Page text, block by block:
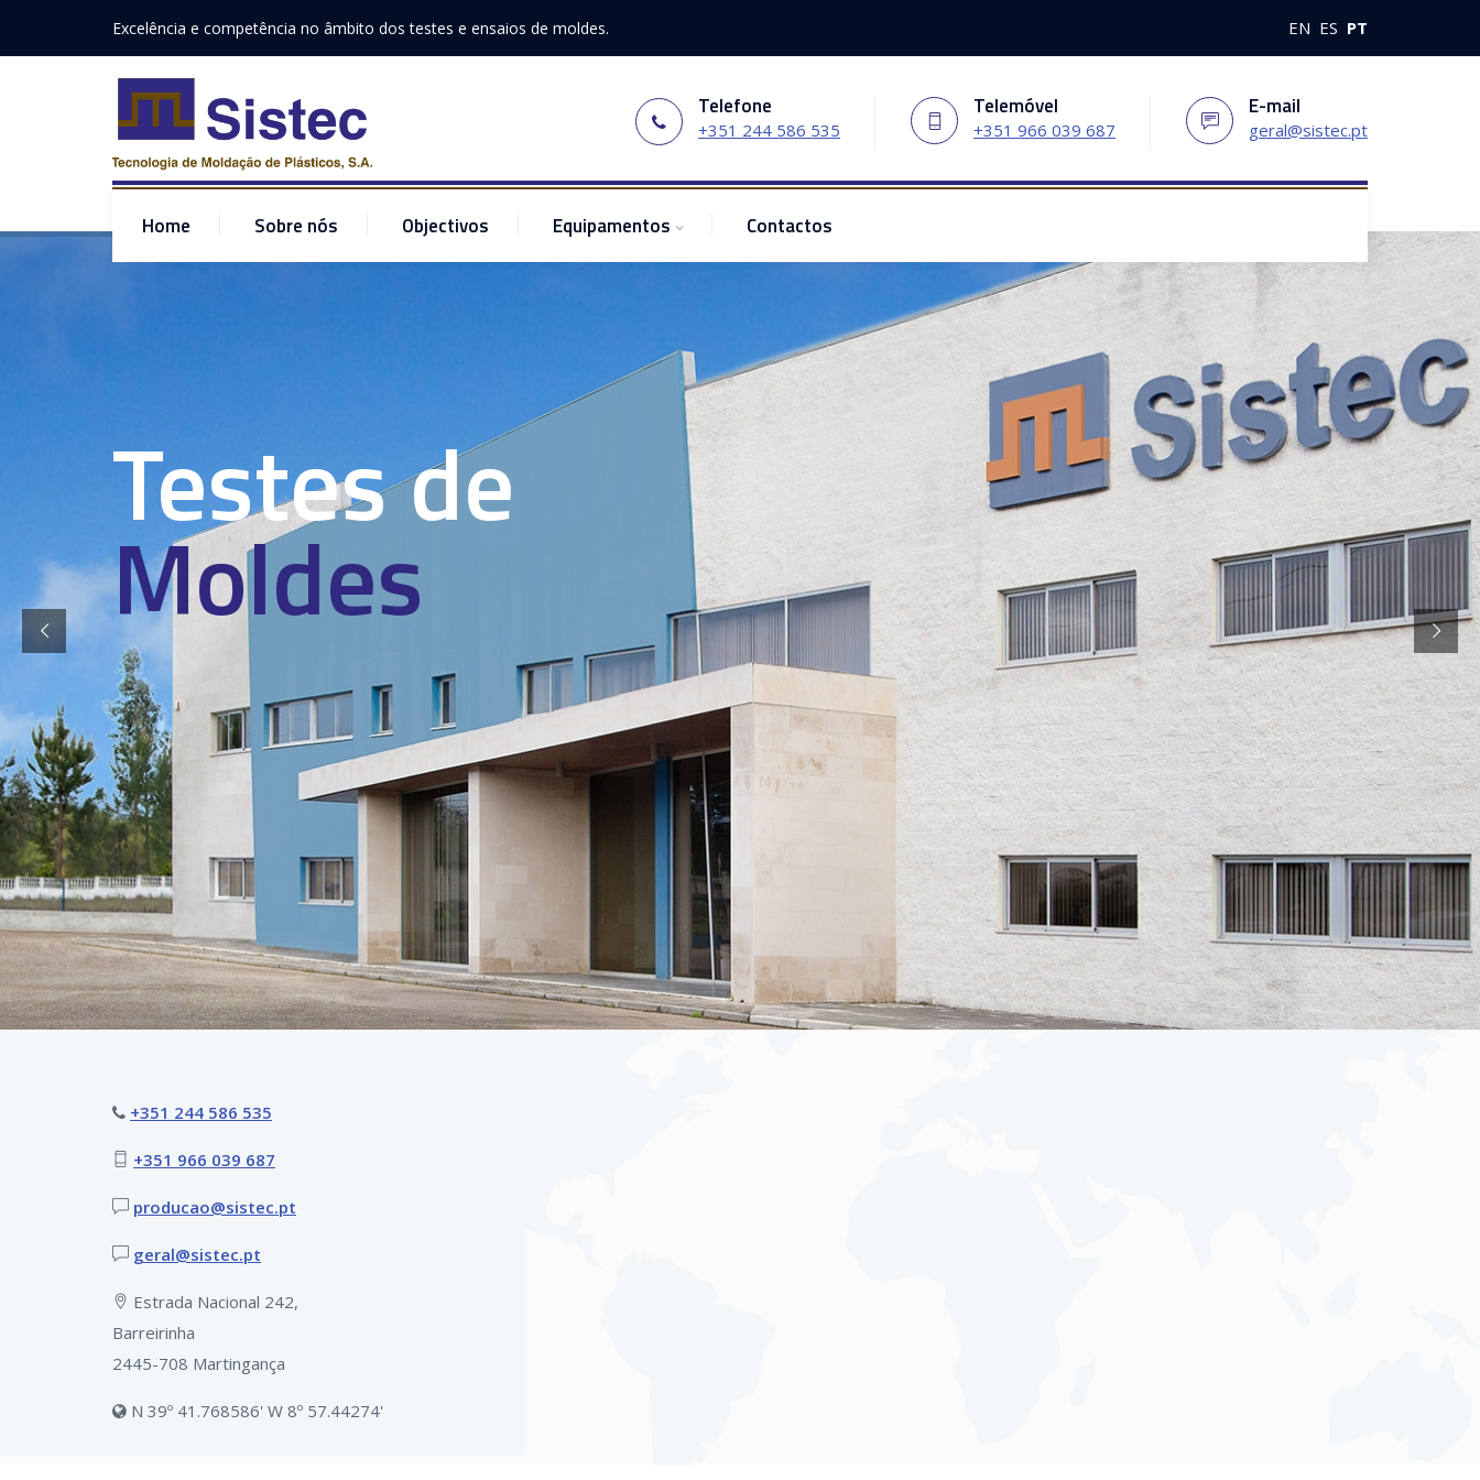
Excelência e competência no âmbito dos testes e ensaios de moldes. EN ES PT
Telefone
+351 244 586 535
Telemóvel
+351 966 039 687
E-mail
geral@sistec.pt
Home Sobre nós Objectivos Equipamentos Contactos
Testes de
Moldes
+351 244 586 535
+351 966 039 687
producao@sistec.pt
geral@sistec.pt
Estrada Nacional 242,
Barreirinha
2445-708 Martingança
N 39º 41.768586' W 8º 57.44274'